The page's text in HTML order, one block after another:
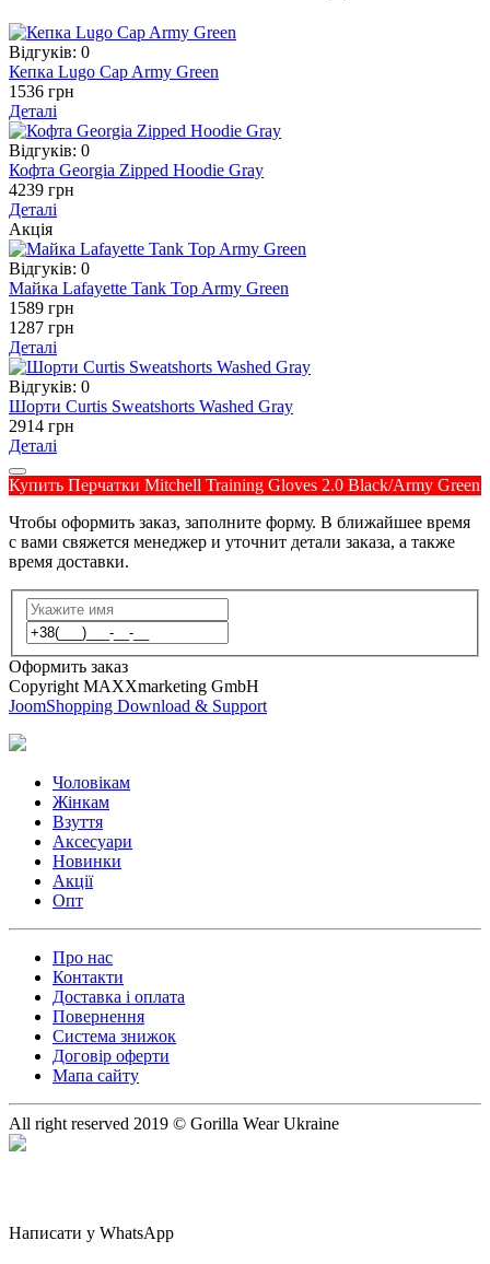
Відгуків: 0
Кепка Lugo Cap Army Green
1536 грн
Деталі
Відгуків: 0
Кофта Georgia Zipped Hoodie Gray
4239 грн
Деталі
Акція
Відгуків: 0
Майка Lafayette Tank Top Army Green
1589 грн
1287 грн
Деталі
Відгуків: 0
Шорти Curtis Sweatshorts Washed Gray
2914 грн
Деталі
Купить Перчатки Mitchell Training Gloves 2.0 Black/Army Green
Чтобы оформить заказ, заполните форму. В ближайшее время
с вами свяжется менеджер и уточнит детали заказа, а также
время доставки.
Оформить заказ
Copyright MAXXmarketing GmbH
JoomShopping Download & Support
Чоловікам
Жінкам
Взуття
Аксесуари
Новинки
Акції
Опт
Про нас
Контакти
Доставка і оплата
Повернення
Система знижок
Договір оферти
Мапа сайту
All right reserved 2019 © Gorilla Wear Ukraine
Написати у WhatsApp